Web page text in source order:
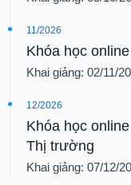
11/2026
Khóa học
Khai giảng: 02/11/
12/2026
Khóa học
Thị trường
Khai giảng: 07/12/